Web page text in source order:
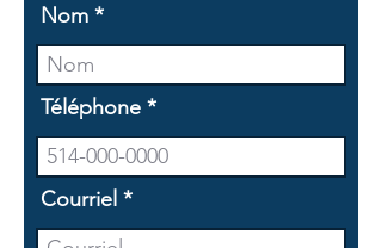
Nom
Téléphone
Courriel